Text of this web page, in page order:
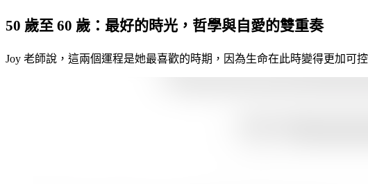
50 歲至 60 歲：最好的時光，哲學與自愛的雙重奏
Joy 老師說，這兩個運程是她最喜歡的時期，因為生命在此時變得更加可